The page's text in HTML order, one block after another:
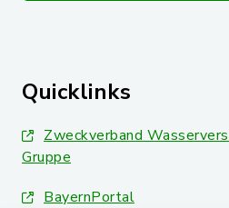
Quicklinks
Zweckverband
Gruppe
BayernPortal